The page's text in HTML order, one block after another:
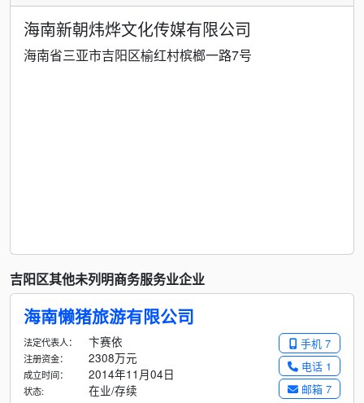
海南新朝炜烨文化传媒有限公司
海南省三亚市吉阳区榆红村槟榔一路7号
吉阳区其他未列明商务服务业企业
海南懒猪旅游有限公司
手机 7
电话 1
邮箱 7
法定代表人： 卞赛依
注册资金： 2308万元
成立时间： 2014年11月04日
状态: 在业/存续